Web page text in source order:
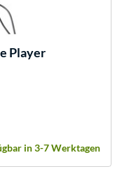
Player
in 3-7 Werktagen